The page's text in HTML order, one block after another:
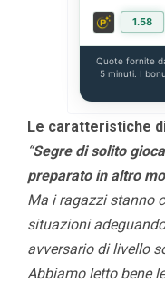
1.58
Quote fornite
5 minuti. I
Le caratteristiche
“Segre di solito
preparato in altro
Ma i ragazzi stanno
situazioni
avversario di livello
Abbiamo letto bene